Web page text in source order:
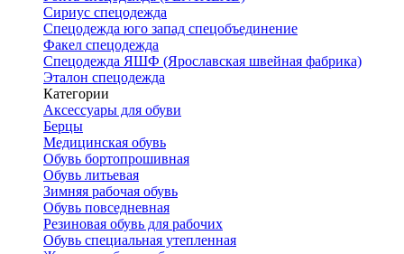
Сириус спецодежда
Спецодежда юго запад спецобъединение
Факел спецодежда
Спецодежда ЯШФ (Ярославская швейная фабрика)
Эталон спецодежда
Категории
Аксессуары для обуви
Берцы
Медицинская обувь
Обувь бортопрошивная
Обувь литьевая
Зимняя рабочая обувь
Обувь повседневная
Резиновая обувь для рабочих
Обувь специальная утепленная